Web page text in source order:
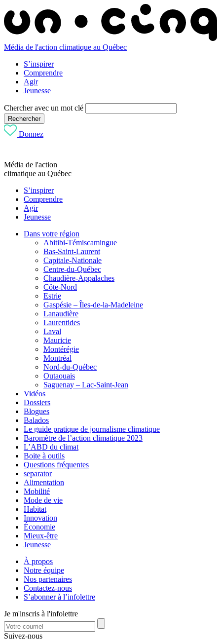
Média de l'action climatique au Québec
S’inspirer
Comprendre
Agir
Jeunesse
Chercher avec un mot clé
Rechercher
Donnez
Média de l'action
climatique au Québec
S’inspirer
Comprendre
Agir
Jeunesse
Dans votre région
Abitibi-Témiscamingue
Bas-Saint-Laurent
Capitale-Nationale
Centre-du-Québec
Chaudière-Appalaches
Côte-Nord
Estrie
Gaspésie – Îles-de-la-Madeleine
Lanaudière
Laurentides
Laval
Mauricie
Montérégie
Montréal
Nord-du-Québec
Outaouais
Saguenay – Lac-Saint-Jean
Vidéos
Dossiers
Blogues
Balados
Le guide pratique de journalisme climatique
Baromètre de l’action climatique 2023
L’ABD du climat
Boite à outils
Questions fréquentes
separator
Alimentation
Mobilité
Mode de vie
Habitat
Innovation
Économie
Mieux-être
Jeunesse
À propos
Notre équipe
Nos partenaires
Contactez-nous
S’abonner à l’infolettre
Je m'inscris à l'infolettre
Suivez-nous